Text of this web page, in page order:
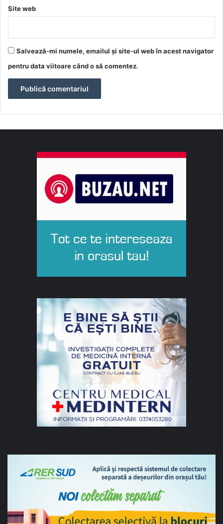
Site web
Salvează-mi numele, emailul și site-ul web în acest navigator
pentru data viitoare când o să comentez.